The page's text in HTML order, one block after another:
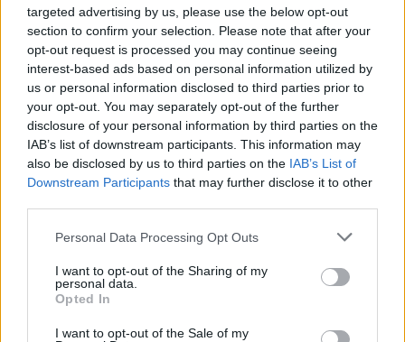
targeted advertising by us, please use the below opt-out
section to confirm your selection. Please note that after your
opt-out request is processed you may continue seeing
interest-based ads based on personal information utilized by
us or personal information disclosed to third parties prior to
your opt-out. You may separately opt-out of the further
disclosure of your personal information by third parties on the
IAB’s list of downstream participants. This information may
also be disclosed by us to third parties on the IAB’s List of
Downstream Participants that may further disclose it to other
Personal Data Processing Opt Outs
I want to opt-out of the Sharing of my
personal data.
Opted In
I want to opt-out of the Sale of my
Nga gëzimi i dasmës te
dhimbja e madhe, Arianit
Hyri me Jet Ski në
hapësirën e pushuesve në